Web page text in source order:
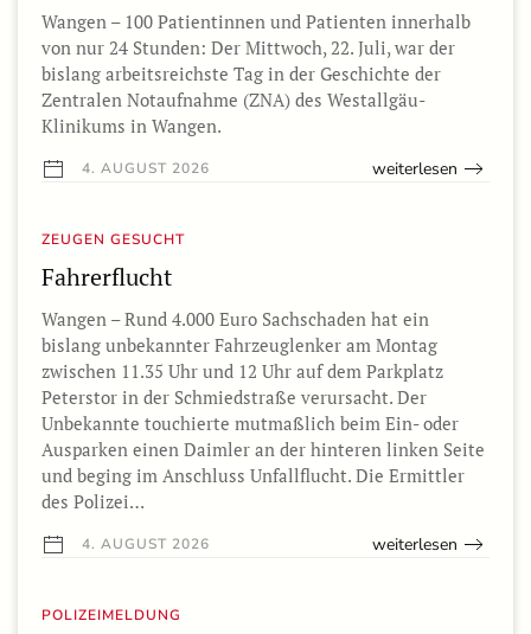
Wangen – 100 Patientinnen und Patienten innerhalb
von nur 24 Stunden: Der Mittwoch, 22. Juli, war der
bislang arbeitsreichste Tag in der Geschichte der
Zentralen Notaufnahme (ZNA) des Westallgäu-
Klinikums in Wangen.
4. AUGUST 2026 weiterlesen
ZEUGEN GESUCHT
Fahrerflucht
Wangen – Rund 4.000 Euro Sachschaden hat ein
bislang unbekannter Fahrzeuglenker am Montag
zwischen 11.35 Uhr und 12 Uhr auf dem Parkplatz
Peterstor in der Schmiedstraße verursacht. Der
Unbekannte touchierte mutmaßlich beim Ein- oder
Ausparken einen Daimler an der hinteren linken Seite
und beging im Anschluss Unfallflucht. Die Ermittler
des Polizei…
4. AUGUST 2026 weiterlesen
POLIZEIMELDUNG